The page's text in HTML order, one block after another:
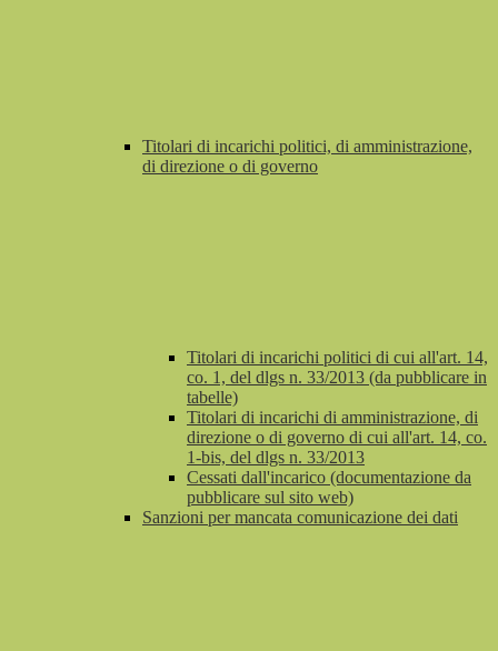
Titolari di incarichi politici, di amministrazione,
di direzione o di governo
Titolari di incarichi politici di cui all'art. 14,
co. 1, del dlgs n. 33/2013 (da pubblicare in
tabelle)
Titolari di incarichi di amministrazione, di
direzione o di governo di cui all'art. 14, co.
1-bis, del dlgs n. 33/2013
Cessati dall'incarico (documentazione da
pubblicare sul sito web)
Sanzioni per mancata comunicazione dei dati